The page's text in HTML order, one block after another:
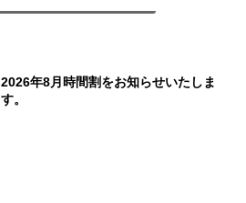
2026年8月時間割をお知らせいたしま
す。